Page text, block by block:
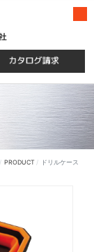
PRODUCT ドリルケース